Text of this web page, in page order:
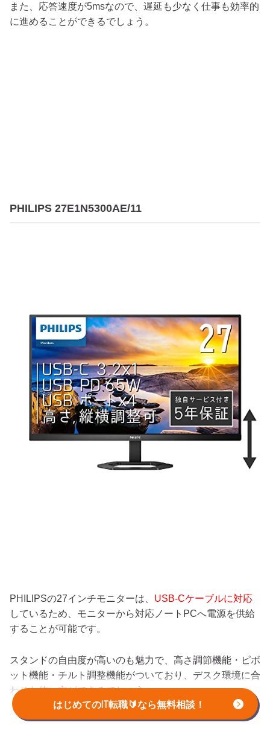
はじめてのIT転職🔰なら無料相談！
また、応答速度が5msなので、遅延も少なく仕事も効率的
に進めることができるでしょう。
PHILIPS 27E1N5300AE/11
PHILIPSの27インチモニターは、 USB-Cケーブルに対応
しているため、モニターから対応ノートPCへ電源を供給
することが可能です。
スタンドの自由度が高いのも魅力で、高さ調節機能・ピボ
ット機能・チルト調整機能がついており、デスク環境に合
わせた使い方ができるでしょう。
画質も十分綺麗なので、仕事での普段使いでは申し分ない